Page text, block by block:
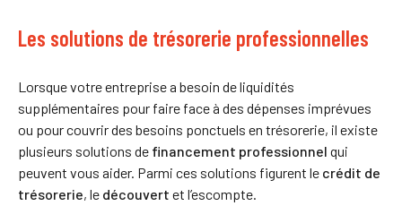
Les solutions de trésorerie professionnelles
Lorsque votre entreprise a besoin de liquidités
supplémentaires pour faire face à des dépenses imprévues
ou pour couvrir des besoins ponctuels en trésorerie, il existe
plusieurs solutions de financement professionnel qui
peuvent vous aider. Parmi ces solutions figurent le crédit de
trésorerie, le découvert et l’escompte.